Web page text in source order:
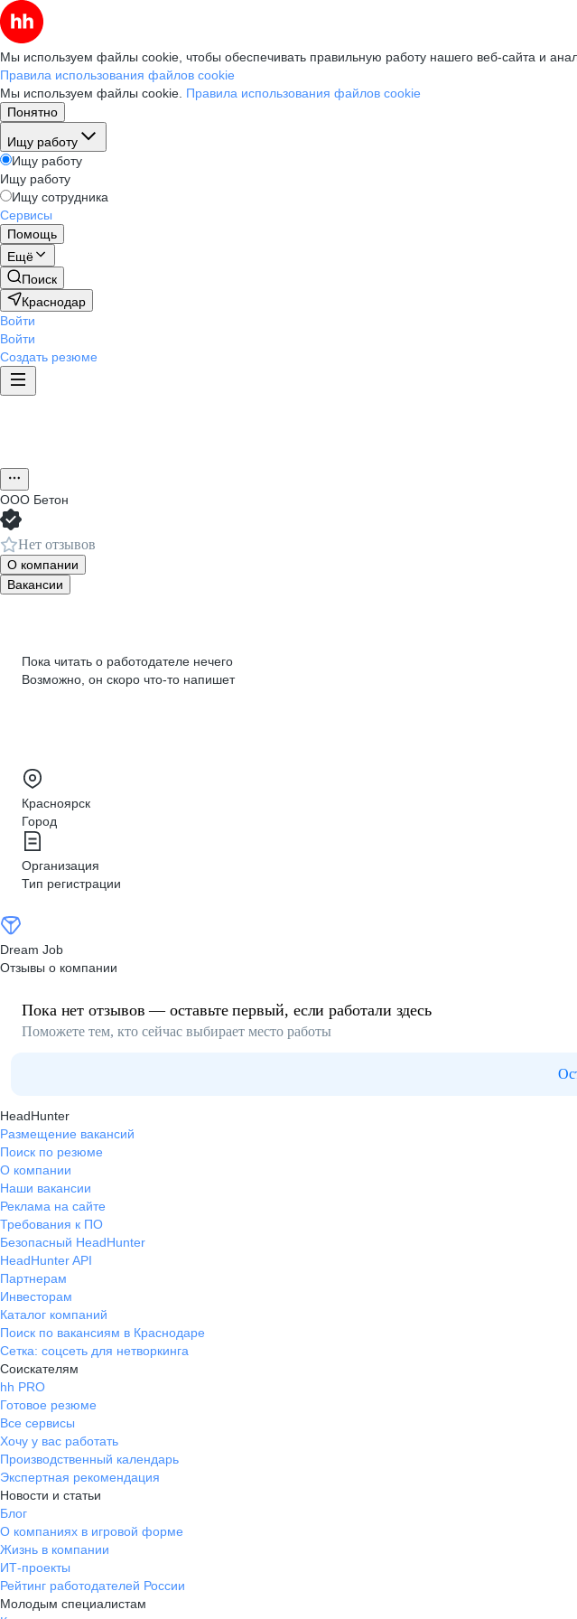
Мы используем файлы cookie, чтобы обеспечивать правильную работу нашего веб-сайта и
Правила использования файлов cookie
Мы используем файлы cookie. Правила использования файлов cookie
Понятно
Ищу работу
Ищу работу
Ищу работу
Ищу сотрудника
Сервисы
Помощь
Ещё
Поиск
Краснодар
Войти
Войти
Создать резюме
ООО Бетон
Нет отзывов
О компании
Вакансии
Пока читать о работодателе нечего
Возможно, он скоро что‑то напишет
Красноярск
Город
Организация
Тип регистрации
Dream Job
Отзывы о компании
Пока нет отзывов — оставьте первый, если работали здесь
Поможете тем, кто сейчас выбирает место работы
HeadHunter
Размещение вакансий
Поиск по резюме
О компании
Наши вакансии
Реклама на сайте
Требования к ПО
Безопасный HeadHunter
HeadHunter API
Партнерам
Инвесторам
Каталог компаний
Поиск по вакансиям в Краснодаре
Сетка: соцсеть для нетворкинга
Соискателям
hh PRO
Готовое резюме
Все сервисы
Хочу у вас работать
Производственный календарь
Экспертная рекомендация
Новости и статьи
Блог
О компаниях в игровой форме
Жизнь в компании
ИТ-проекты
Рейтинг работодателей России
Молодым специалистам